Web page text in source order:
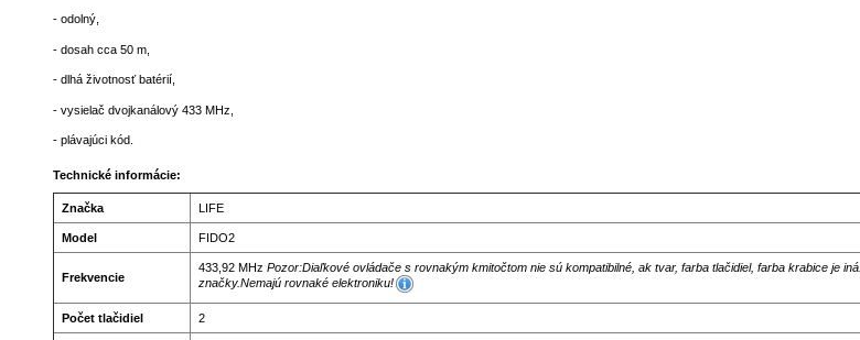
- odolný,
- dosah cca 50 m,
- dlhá životnosť batérií,
- vysielač dvojkanálový 433 MHz,
- plávajúci kód.
Technické informácie:
Značka LIFE
Model FIDO2
Frekvencie
433,92 MHz Pozor:Diaľkové ovládače s rovnakým kmitočtom nie sú kompatibilné, ak tvar, farba tlačidiel, farba krabice je iná.
značky.Nemajú rovnaké elektroniku!
Počet tlačidiel 2